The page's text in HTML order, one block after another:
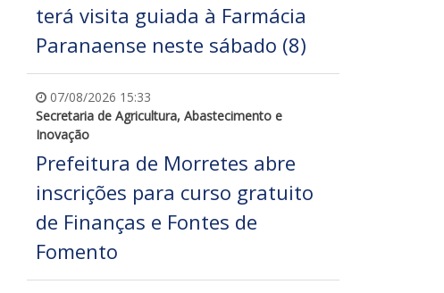
terá visita guiada à Farmácia
Paranaense neste sábado (8)
07/08/2026 15:33
Secretaria de Agricultura, Abastecimento e
Inovação
Prefeitura de Morretes abre
inscrições para curso gratuito
de Finanças e Fontes de
Fomento